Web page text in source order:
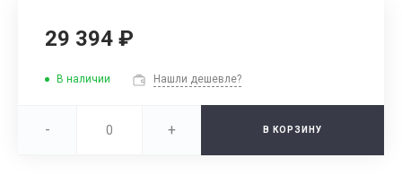
29 394 ₽
В наличии Нашли дешевле?
- + В КОРЗИНУ